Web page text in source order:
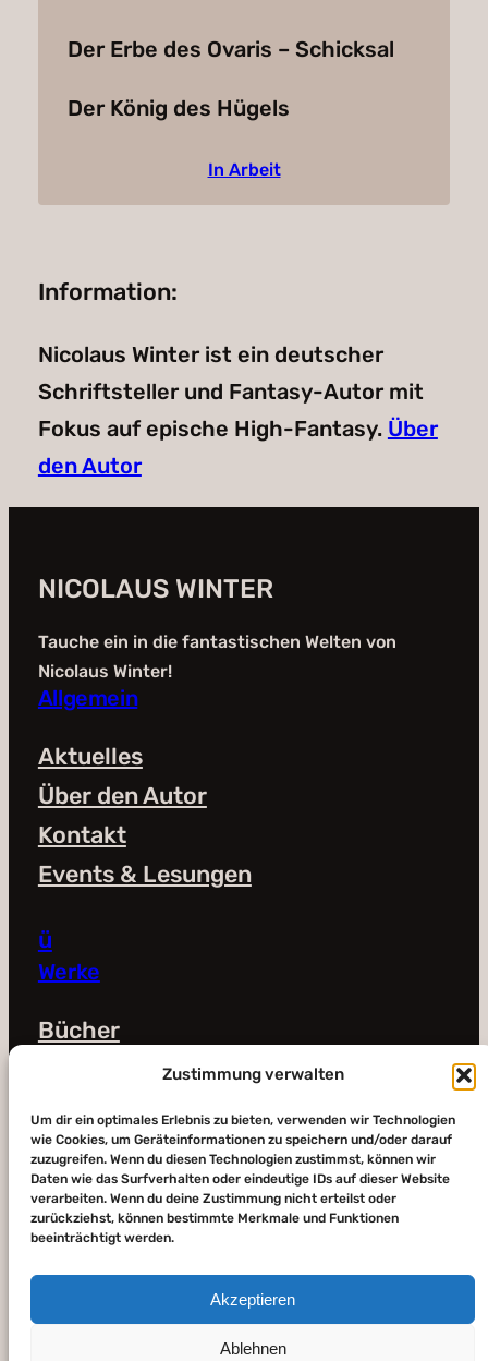
Zustimmung verwalten
Um dir ein optimales Erlebnis zu bieten, verwenden wir Technologien
wie Cookies, um Geräteinformationen zu speichern und/oder darauf
zuzugreifen. Wenn du diesen Technologien zustimmst, können wir
Daten wie das Surfverhalten oder eindeutige IDs auf dieser Website
verarbeiten. Wenn du deine Zustimmung nicht erteilst oder
zurückziehst, können bestimmte Merkmale und Funktionen
beeinträchtigt werden.
Akzeptieren
Ablehnen
Der Erbe des Ovaris – Schicksal
Der König des Hügels
In Arbeit
Information:
Nicolaus Winter ist ein deutscher
Schriftsteller und Fantasy-Autor mit
Fokus auf epische High-Fantasy. Über
den Autor
NICOLAUS WINTER
Tauche ein in die fantastischen Welten von
Nicolaus Winter!
Allgemein
Aktuelles
Über den Autor
Kontakt
Events & Lesungen
ü
Werke
Bücher
Bald verfügbar
Shop
Galerie
Impressum und Datenschutz